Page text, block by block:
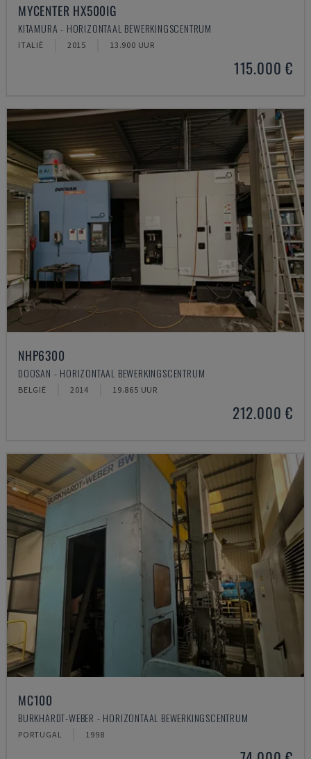
MYCENTER HX500IG
KITAMURA - HORIZONTAAL BEWERKINGSCENTRUM
ITALIË 2015 13.900 UUR
115.000 €
NHP6300
DOOSAN - HORIZONTAAL BEWERKINGSCENTRUM
BELGIË 2014 19.865 UUR
212.000 €
MC100
BURKHARDT-WEBER - HORIZONTAAL BEWERKINGSCENTRUM
PORTUGAL 1998